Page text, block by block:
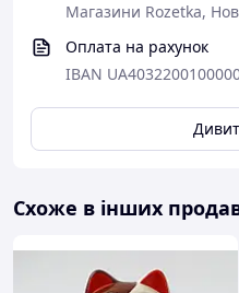
Магазини Rozetka,
Оплата на рахунок
IBAN
Схоже в інших